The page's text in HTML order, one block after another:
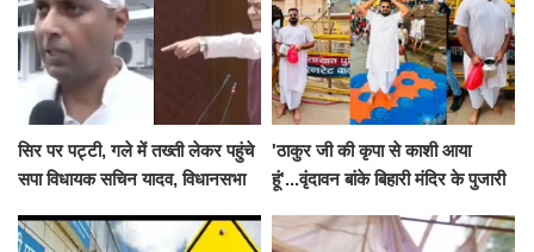
सिर पर पट्टी, गले में तख्ती लेकर पहुंचे
सपा विधायक सचिन यादव, विधानसभा
निलंबित
'ठाकुर जी की कृपा से काशी आया
हूं'...वृंदावन बांके बिहारी मंदिर के पुजारी
जलाभिषेक